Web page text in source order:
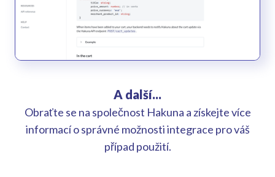
A další...
Obraťte se na společnost Hakuna a získejte více
informací o správné možnosti integrace pro váš
případ použití.